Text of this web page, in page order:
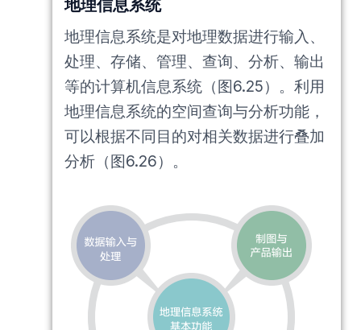
地理信息系统是对地理数据进行输入、
处理、存储、管理、查询、分析、输出
等的计算机信息系统（图6.25）。利用
地理信息系统的空间查询与分析功能，
可以根据不同目的对相关数据进行叠加
分析（图6.26）。